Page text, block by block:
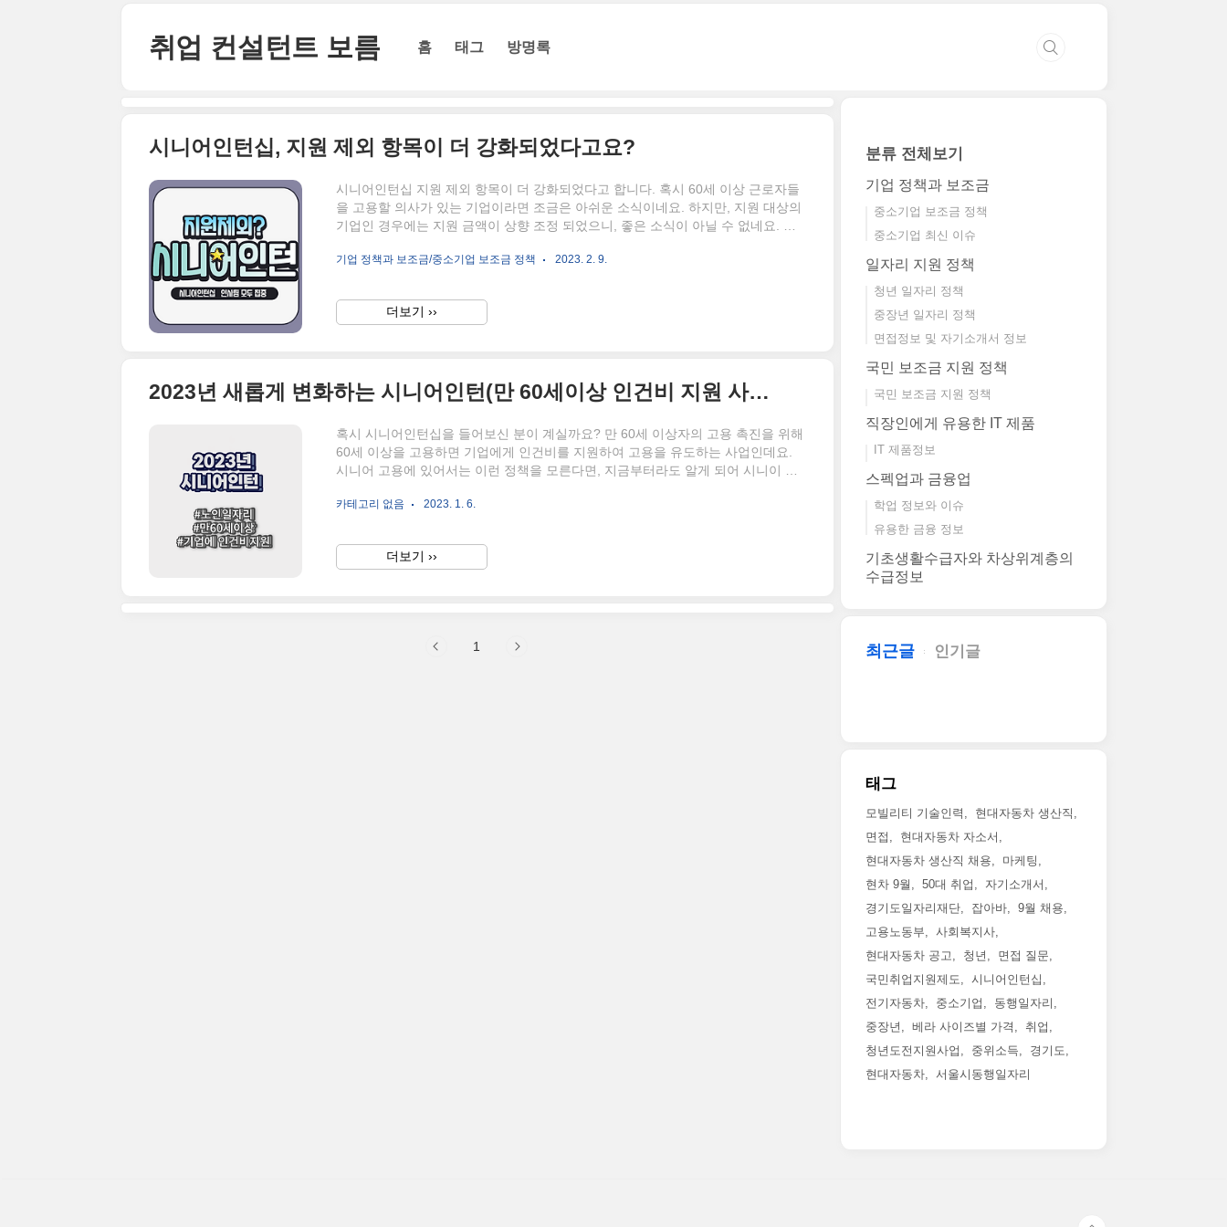
취업 컨설턴트 보름 홈 태그 방명록
시니어인턴십, 지원 제외 항목이 더 강화되었다고요?
시니어인턴십 지원 제외 항목이 더 강화되었다고 합니다. 혹시 60세 이상 근로자들
을 고용할 의사가 있는 기업이라면 조금은 아쉬운 소식이네요. 하지만, 지원 대상의
기업인 경우에는 지원 금액이 상향 조정 되었으니, 좋은 소식이 아닐 수 없네요. 시
기업에 인건비를 지원하여 신규 및 계속 고용을 유도하는 사업입니다. 시니어인턴
부 행정 관리자, 회계사, 세무사, 감정전문가, 조세행정, 관세행정, 국가지방행정사
무워느 법률전문가 5개 직종, 시민단체활동가, 의사 5개 직종, 약사 및 한의사, 레크
기업 정책과 보조금/중소기업 보조금 정책 2023. 2. 9.
더보기 ››
2023년 새롭게 변화하는 시니어인턴(만 60세이상 인건비 지원 사업)
혹시 시니어인턴십을 들어보신 분이 계실까요? 만 60세 이상자의 고용 촉진을 위해
60세 이상을 고용하면 기업에게 인건비를 지원하여 고용을 유도하는 사업인데요.
시니어 고용에 있어서는 이런 정책을 모른다면, 지금부터라도 알게 되어 시니이 고
요건, 지원의 내용을 함께 살펴보도록 하겠습니다. 시니어인턴십이 무엇인가요? 시
을 위해 기업 인건비를 지원하여 계속고용을 유도하는 사업입니다. 참여대상은 어
떻게 되나요? 만 60세 이상인 자를 고용할 의사가 있는 4대보험 가입사업장 중 근로
카테고리 없음 2023. 1. 6.
더보기 ››
1
분류 전체보기
기업 정책과 보조금
중소기업 보조금 정책
중소기업 최신 이슈
일자리 지원 정책
청년 일자리 정책
중장년 일자리 정책
면접정보 및 자기소개서 정보
국민 보조금 지원 정책
국민 보조금 지원 정책
직장인에게 유용한 IT 제품
IT 제품정보
스펙업과 금융업
학업 정보와 이슈
유용한 금융 정보
기초생활수급자와 차상위계층의
수급정보
최근글 인기글
태그
모빌리티 기술인력
현대자동차 생산직
면접
현대자동차 자소서
현대자동차 생산직 채용
마케팅
현차 9월
50대 취업
자기소개서
경기도일자리재단
잡아바
9월 채용
고용노동부
사회복지사
현대자동차 공고
청년
면접 질문
국민취업지원제도
시니어인턴십
전기자동차
중소기업
동행일자리
중장년
베라 사이즈별 가격
취업
청년도전지원사업
중위소득
경기도
현대자동차
서울시동행일자리